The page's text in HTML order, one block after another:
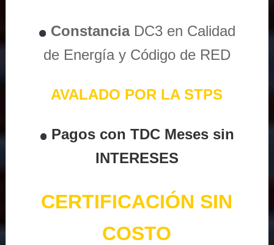
ConstanciaDC3 en Calidad
de Energía y Código de RED
AVALADO POR LA STPS
Pagos con TDC Meses sin
INTERESES
CERTIFICACIÓN SIN
COSTO